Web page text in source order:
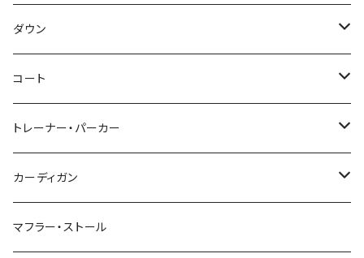
～44/S
46/M
48/L
50/XL～
ダウン
～44/S
46/M
48/L
50/XL～
コート
～44/S
46/M
48/L
トレーナー・パーカー
～44/S
46/M
カーディガン
～44/S
マフラー・ストール